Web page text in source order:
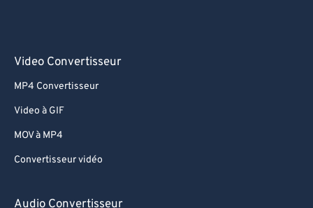
Video Convertisseur
MP4 Convertisseur
Video à GIF
MOV à MP4
Convertisseur vidéo
Audio Convertisseur